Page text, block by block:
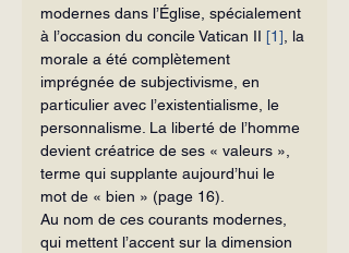
modernes dans l’Église, spécialement
à l’occasion du concile Vatican II [1] , la
mo­rale a été complètement
imprégnée de subjectivisme, en
particulier avec l’exis­tentialisme, le
personnalisme. La liberté de l’homme
devient créatrice de ses « valeurs »,
terme qui supplante au­jourd’hui le
mot de « bien » (page 16).
Au nom de ces courants modernes,
qui mettent l’accent sur la dimension